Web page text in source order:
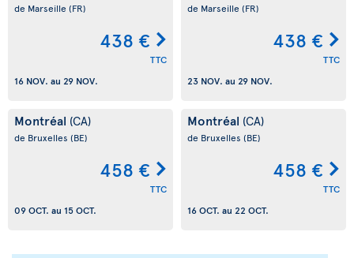
de Marseille (FR)
438 €
TTC
16 NOV. au 29 NOV.
de Marseille (FR)
438 €
TTC
23 NOV. au 29 NOV.
Montréal (CA)
de Bruxelles (BE)
458 €
TTC
09 OCT. au 15 OCT.
Montréal (CA)
de Bruxelles (BE)
458 €
TTC
16 OCT. au 22 OCT.